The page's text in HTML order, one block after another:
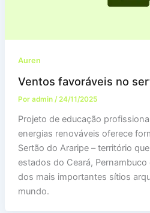
Auren
Ventos favoráveis no
Por admin /24/11/2025
Projeto de educação
energias renováveis oferece
Sertão do Araripe – território
estados do Ceará, Pernambuco
dos mais importantes sítios
mundo.